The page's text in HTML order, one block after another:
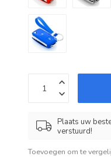
Plaats uw
verstuurd!
Toevoegen om te